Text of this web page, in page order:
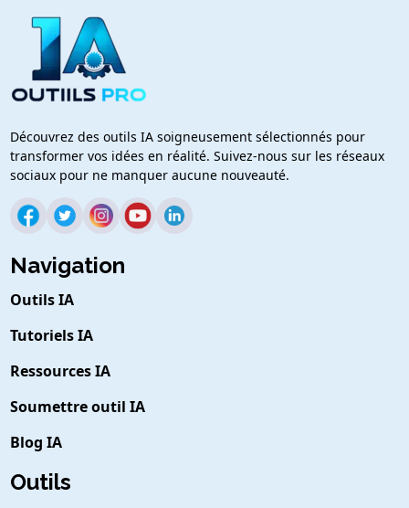
Découvrez des outils IA soigneusement sélectionnés pour
transformer vos idées en réalité. Suivez-nous sur les réseaux
sociaux pour ne manquer aucune nouveauté.
Navigation
Outils IA
Tutoriels IA
Ressources IA
Soumettre outil IA
Blog IA
Outils